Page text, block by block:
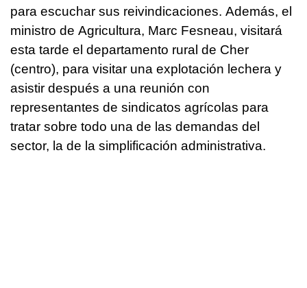
para escuchar sus reivindicaciones. Además, el
ministro de Agricultura, Marc Fesneau, visitará
esta tarde el departamento rural de Cher
(centro), para visitar una explotación lechera y
asistir después a una reunión con
representantes de sindicatos agrícolas para
tratar sobre todo una de las demandas del
sector, la de la simplificación administrativa.